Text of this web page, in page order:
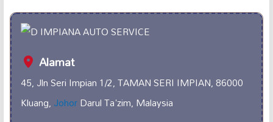
Alamat
45, Jln Seri Impian 1/2, TAMAN SERI IMPIAN, 86000
Kluang,JohorDarul Ta'zim, Malaysia